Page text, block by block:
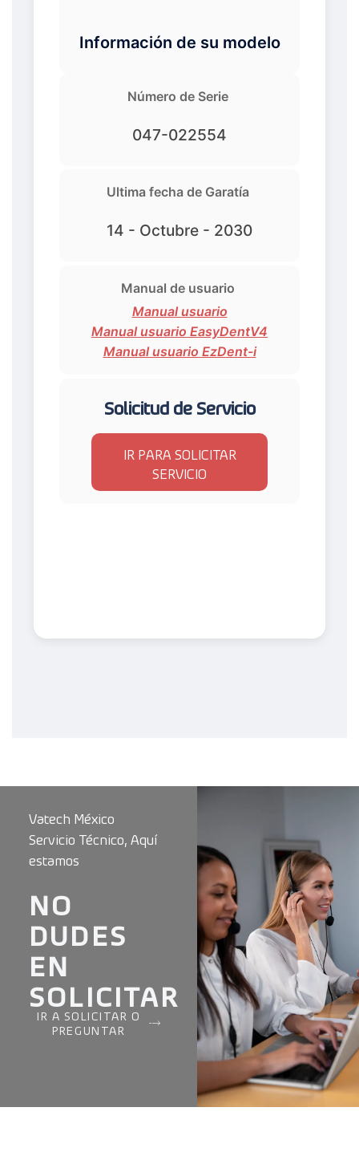
Información de su modelo
Número de Serie
047-022554
Ultima fecha de Garatía
14 - Octubre - 2030
Manual de usuario
Manual usuario
Manual usuario EasyDentV4
Manual usuario EzDent-i
Solicitud de Servicio
IR PARA SOLICITAR
SERVICIO
Vatech México
Servicio Técnico, Aquí
estamos
NO
DUDES
EN
SOLICITAR
IR A SOLICITAR O
PREGUNTAR